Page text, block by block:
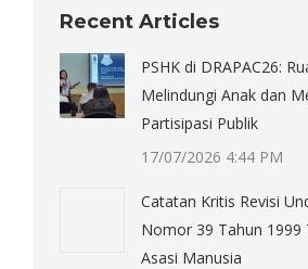
Recent Articles
PSHK di DRAPAC26:
Melindungi Anak dan
Partisipasi Publik
17/07/2026 4:44 PM
Catatan Kritis Revisi
Nomor 39 Tahun 1999
Asasi Manusia